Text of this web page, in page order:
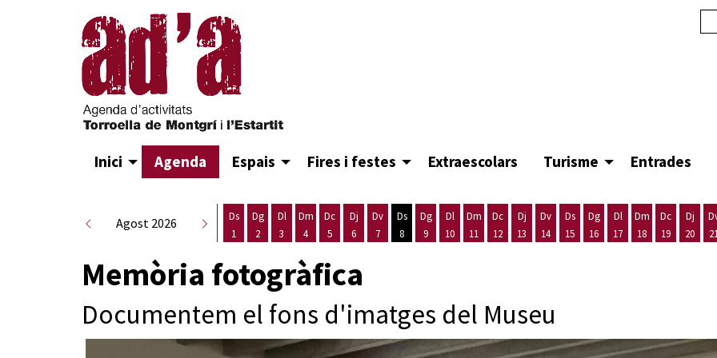
Inici Agenda Espais Fires i festes Extraescolars Turisme Entrades
Agost 2026
Ds
1
Dg
2
Dl
3
Dm
4
Dc
5
Dj
6
Dv
7
Ds
8
Dg
9
Dl
10
Dm
11
Dc
12
Dj
13
Dv
14
Ds
15
Dg
16
Dl
17
Dm
18
Dc
19
Dj
20
Memòria fotogràfica
Documentem el fons d'imatges del Museu